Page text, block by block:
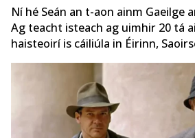
Ní hé Seán an t-aon ainm Gaeilge
Ag teacht isteach ag uimhir 20 tá
haisteoirí is cáiliúla in Éirinn,